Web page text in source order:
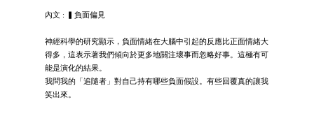
內文 : ▍負面偏見
神經科學的研究顯示，負面情緒在大腦中引起的反應比正面情緒大
得多，這表示著我們傾向於更多地關注壞事而忽略好事。這極有可
能是演化的結果。
我問我的「追隨者」對自己持有哪些負面假設。有些回覆真的讓我
笑出來。